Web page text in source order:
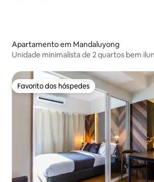
Apartamento em Mandaluyong
Unidade minimalista de 2 quartos bem
Favorito dos hóspedes
Favorito dos hóspedes